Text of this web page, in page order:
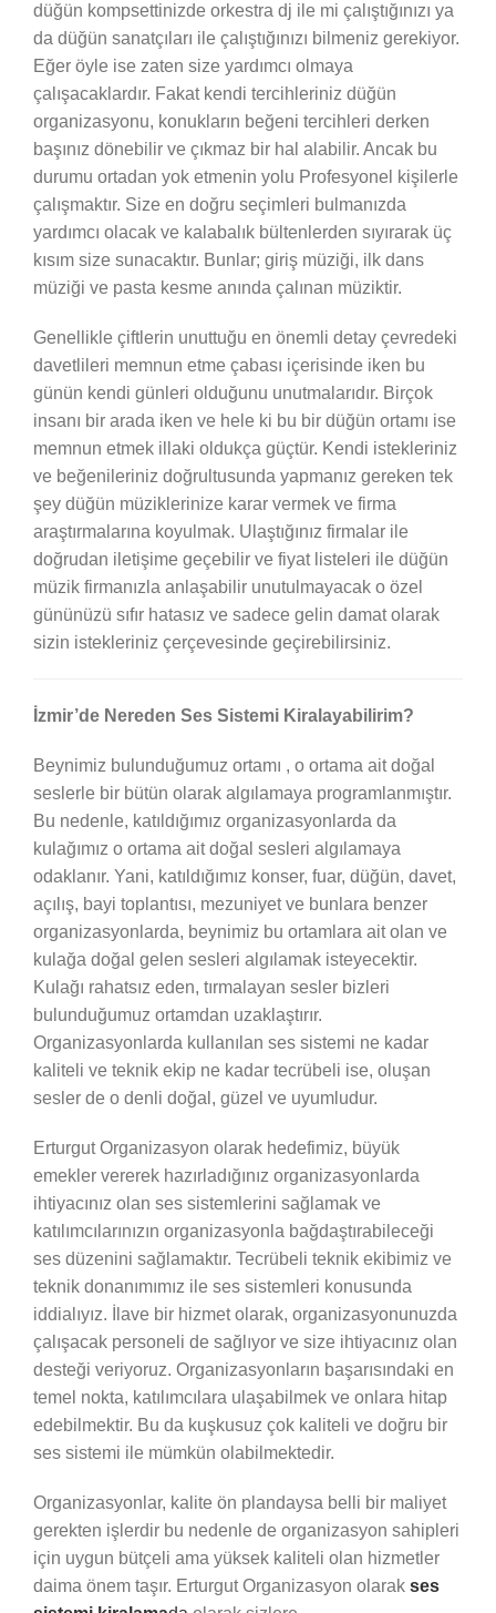
düğün kompsettinizde orkestra dj ile mi çalıştığınızı ya
da düğün sanatçıları ile çalıştığınızı bilmeniz gerekiyor.
Eğer öyle ise zaten size yardımcı olmaya
çalışacaklardır. Fakat kendi tercihleriniz düğün
organizasyonu, konukların beğeni tercihleri derken
başınız dönebilir ve çıkmaz bir hal alabilir. Ancak bu
durumu ortadan yok etmenin yolu Profesyonel kişilerle
çalışmaktır. Size en doğru seçimleri bulmanızda
yardımcı olacak ve kalabalık bültenlerden sıyırarak üç
kısım size sunacaktır. Bunlar; giriş müziği, ilk dans
müziği ve pasta kesme anında çalınan müziktir.
Genellikle çiftlerin unuttuğu en önemli detay çevredeki
davetlileri memnun etme çabası içerisinde iken bu
günün kendi günleri olduğunu unutmalarıdır. Birçok
insanı bir arada iken ve hele ki bu bir düğün ortamı ise
memnun etmek illaki oldukça güçtür. Kendi istekleriniz
ve beğenileriniz doğrultusunda yapmanız gereken tek
şey düğün müziklerinize karar vermek ve firma
araştırmalarına koyulmak. Ulaştığınız firmalar ile
doğrudan iletişime geçebilir ve fiyat listeleri ile düğün
müzik firmanızla anlaşabilir unutulmayacak o özel
gününüzü sıfır hatasız ve sadece gelin damat olarak
sizin istekleriniz çerçevesinde geçirebilirsiniz.
İzmir’de Nereden Ses Sistemi Kiralayabilirim?
Beynimiz bulunduğumuz ortamı , o ortama ait doğal
seslerle bir bütün olarak algılamaya programlanmıştır.
Bu nedenle, katıldığımız organizasyonlarda da
kulağımız o ortama ait doğal sesleri algılamaya
odaklanır. Yani, katıldığımız konser, fuar, düğün, davet,
açılış, bayi toplantısı, mezuniyet ve bunlara benzer
organizasyonlarda, beynimiz bu ortamlara ait olan ve
kulağa doğal gelen sesleri algılamak isteyecektir.
Kulağı rahatsız eden, tırmalayan sesler bizleri
bulunduğumuz ortamdan uzaklaştırır.
Organizasyonlarda kullanılan ses sistemi ne kadar
kaliteli ve teknik ekip ne kadar tecrübeli ise, oluşan
sesler de o denli doğal, güzel ve uyumludur.
Erturgut Organizasyon olarak hedefimiz, büyük
emekler vererek hazırladığınız organizasyonlarda
ihtiyacınız olan ses sistemlerini sağlamak ve
katılımcılarınızın organizasyonla bağdaştırabileceği
ses düzenini sağlamaktır. Tecrübeli teknik ekibimiz ve
teknik donanımımız ile ses sistemleri konusunda
iddialıyız. İlave bir hizmet olarak, organizasyonunuzda
çalışacak personeli de sağlıyor ve size ihtiyacınız olan
desteği veriyoruz. Organizasyonların başarısındaki en
temel nokta, katılımcılara ulaşabilmek ve onlara hitap
edebilmektir. Bu da kuşkusuz çok kaliteli ve doğru bir
ses sistemi ile mümkün olabilmektedir.
Organizasyonlar, kalite ön plandaysa belli bir maliyet
gerekten işlerdir bu nedenle de organizasyon sahipleri
için uygun bütçeli ama yüksek kaliteli olan hizmetler
daima önem taşır. Erturgut Organizasyon olarak ses